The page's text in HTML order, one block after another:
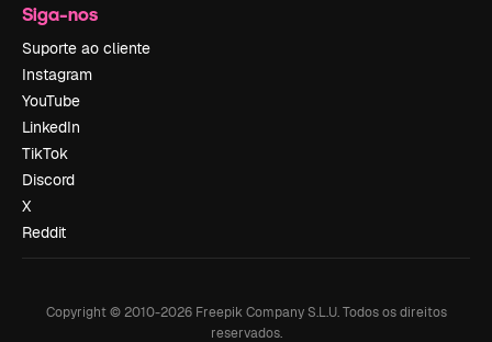
Siga-nos
Suporte ao cliente
Instagram
YouTube
LinkedIn
TikTok
Discord
X
Reddit
Copyright © 2010-2026Freepik Company S.L.U. Todos os direitos
reservados.